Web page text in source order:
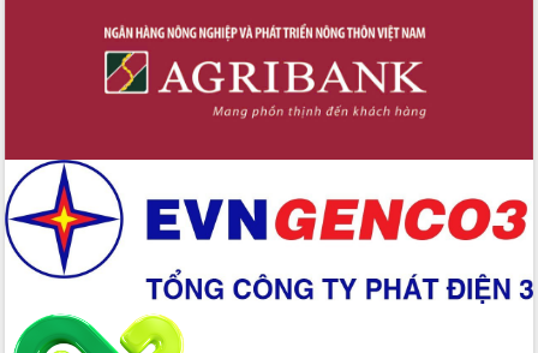
Hồ Thị Nguyên Thảo làm việc tại Trung
tâm Phục vụ hành chính công xã Ea
Xây dựng nền hành chính số đồng
hành cùng nông dân dân, doanh nghiệp
Giai đoạn 2026-2030, Đắk Lắk phấn
đấu có 77% xã đạt chuẩn nông thôn
Chuyển đổi số 'mở đường' cho nông
nghiệp Đắk Lắk tăng trưởng bứt phá
Triển khai đồng bộ đo đạc, lập hồ sơ
địa chính, hoàn thiện cơ sở dữ liệu đất
đai